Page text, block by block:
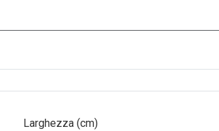
Larghezza (cm)